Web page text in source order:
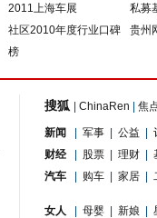
2011上海车展
私募
社区2010年度行业口碑
榜
贵州
搜狐 ChinaRen 焦
新闻 军事 公益
财经
股票 理财
汽车
购车 家居
女人 母婴 新娘